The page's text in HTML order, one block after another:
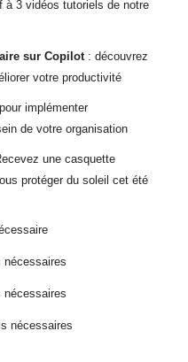
à 3 vidéos tutoriels de notre
sur Copilot: découvrez
votre productivité
implémenter
de votre organisation
une casquette
protéger du soleil cet été
nécessaires
nécessaires
nécessaires